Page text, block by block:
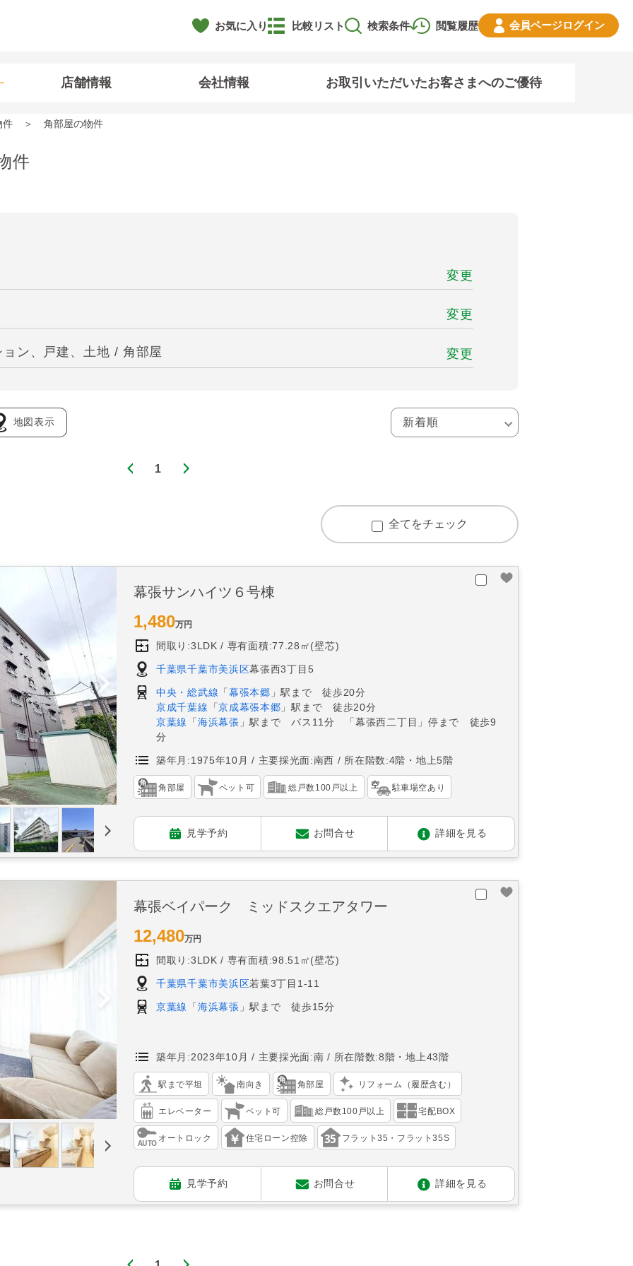
お気に入り 閲覧履歴
比較リスト 検索条件 会員ページログイン
店舗情報 会社情報 お取引いただいたお客さまへのご優待
件 角部屋の物件
件
変更
変更
ン、戸建、土地 / 角部屋 変更
地図表示
1
全てをチェック
幕張サンハイツ６号棟
1,480万円
間取り:3LDK 専有面積:77.28㎡(壁芯)
千葉県千葉市美浜区幕張西3丁目5
中央・総武線 「 幕張本郷 」駅まで 徒歩20分
京成千葉線 「京成幕張本郷 」駅まで 徒歩20分
京葉線
「 海浜幕張 」駅まで バス11分 「幕張西二丁目」停まで 徒歩9
分
築年月:1975年10月 主要採光面:南西 所在階数:4階・地上5階
角部屋 ペット可 総戸数100戸以上 駐車場空あり
見学予約 お問合せ 詳細を見る
幕張ベイパーク ミッドスクエアタワー
12,480万円
間取り:3LDK 専有面積:98.51㎡(壁芯)
千葉県千葉市美浜区若葉3丁目1-11
京葉線 「 海浜幕張 」駅まで 徒歩15分
築年月:2023年10月 主要採光面:南 所在階数:8階・地上43階
駅まで平坦 南向き 角部屋 リフォーム（履歴含む）
エレベーター ペット可 総戸数100戸以上 宅配BOX
オートロック 住宅ローン控除 フラット35・フラット35S
見学予約 お問合せ 詳細を見る